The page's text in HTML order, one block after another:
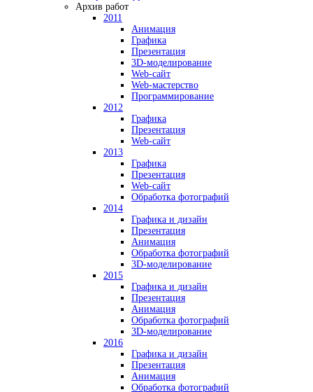
Архив работ
2011
Анимация
Графика
Презентация
3D-моделирование
Web-сайт
Web-мастерство
Программирование
2012
Графика
Презентация
Web-сайт
2013
Графика
Презентация
Web-сайт
Обработка фотографий
2014
Графика и дизайн
Презентация
Анимация
Обработка фотографий
3D-моделирование
2015
Графика и дизайн
Презентация
Анимация
Обработка фотографий
3D-моделирование
2016
Графика и дизайн
Презентация
Анимация
Обработка фотографий